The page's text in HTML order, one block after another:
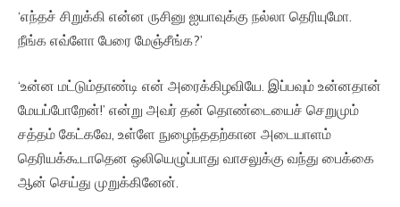
‘எந்தச் சிறுக்கி என்ன ருசினு ஐயாவுக்கு நல்லா தெரியுமோ.
நீங்க எவ்ளோ பேரை மேஞ்சீங்க?’
‘உன்ன மட்டும்தாண்டி என் அரைக்கிழவியே. இப்பவும் உன்னதான்
மேயப்போறேன்!’ என்று அவர் தன் தொண்டையைச் செறுமும்
சத்தம் கேட்கவே, உள்ளே நுழைந்ததற்கான அடையாளம்
தெரியக்கூடாதென ஒலியெழுப்பாது வாசலுக்கு வந்து பைக்கை
ஆன் செய்து முறுக்கினேன்.